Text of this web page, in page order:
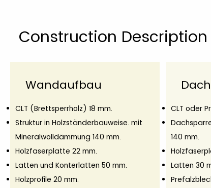
Construction
Wandaufbau
CLT (Brettsperrholz) 18 mm.
Struktur in Holzständerbauweise. mit
Mineralwolldämmung 140 mm.
Holzfaserplatte 22 mm.
Latten und Konterlatten 50 mm.
Holzprofile 20 mm.
CLT oder
140 mm.
Latten 30